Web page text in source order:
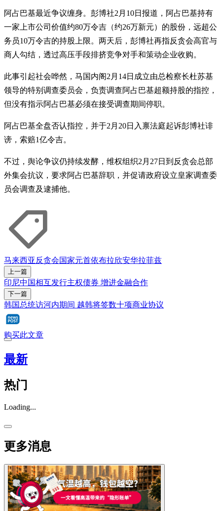
阿占巴基最近争议缠身。彭博社2月10日报道，阿占巴基持有
一家上市公司价值约80万令吉（约26万新元）的股份，远超公
务员10万令吉的持股上限。两天后，彭博社再指反贪会高官与
商人勾结，透过高压手段排挤竞争对手和策动企业收购。
此事引起社会哗然，马国内阁2月14日成立由总检察长杜苏基
领导的特别调查委员会，负责调查阿占巴基超额持股的指控，
但没有指示阿占巴基必须在接受调查期间停职。
阿占巴基全盘否认指控，并于2月20日入禀法庭起诉彭博社诽
谤，索赔1亿令吉。
不过，舆论争议仍持续发酵，维权组织2月27日到反贪会总部
外集会抗议，要求阿占巴基辞职，并促请政府设立皇家调查委
员会调查及逮捕他。
马来西亚反贪会国家元首依布拉欣安华拉菲兹
上一篇
印尼中国相互发行主权债券 增进金融合作
下一篇
韩国总统访河内期间 越韩将签数十项商业协议
购买此文章
最新
热门
Loading...
更多消息